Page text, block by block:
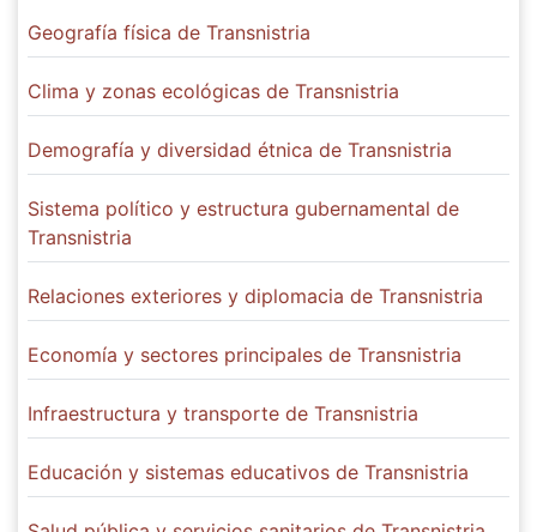
Geografía física de Transnistria
Clima y zonas ecológicas de Transnistria
Demografía y diversidad étnica de Transnistria
Sistema político y estructura gubernamental de
Transnistria
Relaciones exteriores y diplomacia de Transnistria
Economía y sectores principales de Transnistria
Infraestructura y transporte de Transnistria
Educación y sistemas educativos de Transnistria